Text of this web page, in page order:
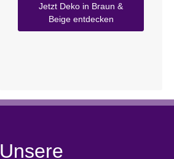
Jetzt Deko in Braun &
Beige entdecken
Unsere